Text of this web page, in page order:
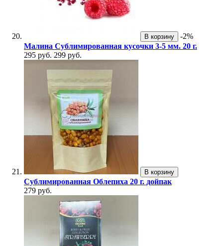
В корзину
-2%
Малина Сублимированная кусочки 3-5 мм. 20 г.
295 руб. 299 руб.
В корзину
Сублимированная Облепиха 20 г. дойпак
279 руб.